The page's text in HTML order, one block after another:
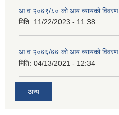
आ व २०७९/८० को आय व्यायको विवरण
मिति: 11/22/2023 - 11:38
आ व २०७६/७७ को आय व्यायको विवरण
मिति: 04/13/2021 - 12:34
अन्य